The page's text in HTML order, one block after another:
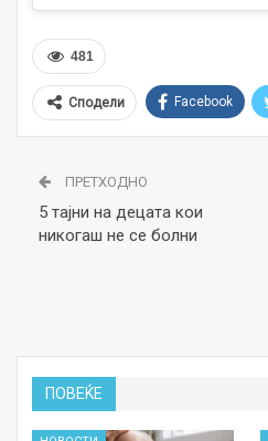
481
Сподели Facebook
ПРЕТХОДНО
5 тајни на децата кои
никогаш не се болни
ПОВЕЌЕ